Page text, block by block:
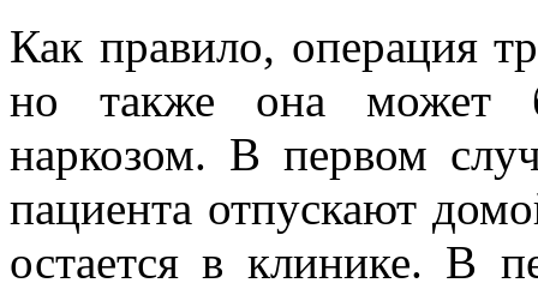
Как правило, операция
но также она может
наркозом. В первом
пациента отпускают
остается в клинике. В